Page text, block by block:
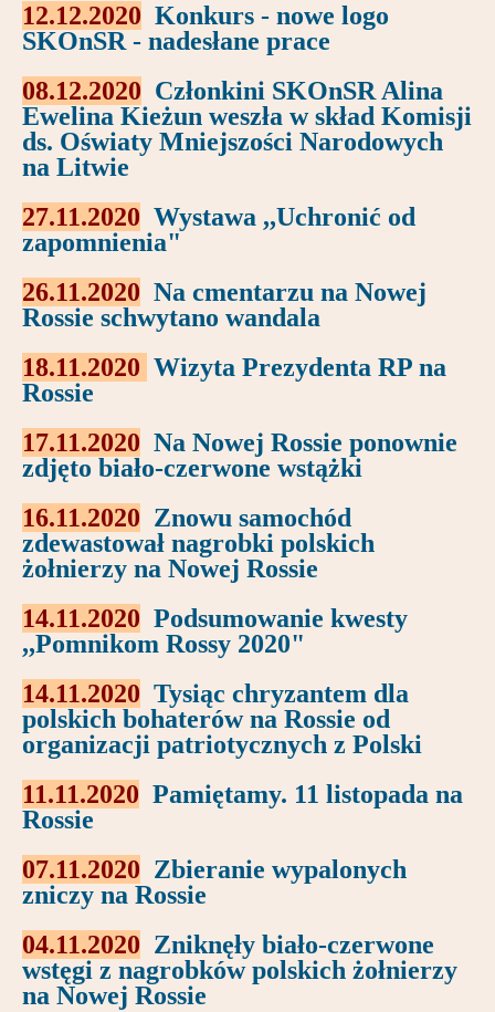
12.12.2020 Konkurs - nowe logo
SKOnSR - nadesłane prace
08.12.2020 Członkini SKOnSR Alina
Ewelina Kieżun weszła w skład Komisji
ds. Oświaty Mniejszości Narodowych
na Litwie
27.11.2020 Wystawa ,,Uchronić od
zapomnienia"
26.11.2020 Na cmentarzu na Nowej
Rossie schwytano wandala
18.11.2020 Wizyta Prezydenta RP na
Rossie
17.11.2020 Na Nowej Rossie ponownie
zdjęto biało-czerwone wstążki
16.11.2020 Znowu samochód
zdewastował nagrobki polskich
żołnierzy na Nowej Rossie
14.11.2020 Podsumowanie kwesty
,,Pomnikom Rossy 2020"
14.11.2020 Tysiąc chryzantem dla
polskich bohaterów na Rossie od
organizacji patriotycznych z Polski
11.11.2020 Pamiętamy. 11 listopada na
Rossie
07.11.2020 Zbieranie wypalonych
zniczy na Rossie
04.11.2020 Zniknęły biało-czerwone
wstęgi z nagrobków polskich żołnierzy
na Nowej Rossie